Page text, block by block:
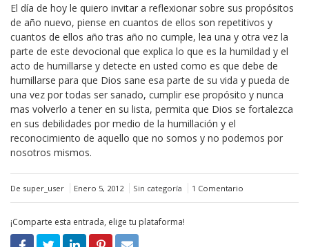
El día de hoy le quiero invitar a reflexionar sobre sus propósitos
de año nuevo, piense en cuantos de ellos son repetitivos y
cuantos de ellos año tras año no cumple, lea una y otra vez la
parte de este devocional que explica lo que es la humildad y el
acto de humillarse y detecte en usted como es que debe de
humillarse para que Dios sane esa parte de su vida y pueda de
una vez por todas ser sanado, cumplir ese propósito y nunca
mas volverlo a tener en su lista, permita que Dios se fortalezca
en sus debilidades por medio de la humillación y el
reconocimiento de aquello que no somos y no podemos por
nosotros mismos.
De super_user Enero 5, 2012 Sin categoría 1 Comentario
¡Comparte esta entrada, elige tu plataforma!